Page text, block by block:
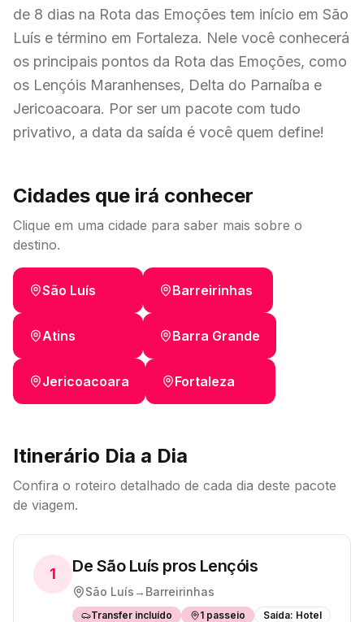
de 8 dias na Rota das Emoções tem início em São
Luís e término em Fortaleza. Nele você conhecerá
os principais pontos da Rota das Emoções, como
os Lençóis Maranhenses, Delta do Parnaíba e
Jericoacoara. Por ser um pacote com tudo
privativo, a data da saída é você quem define!
Cidades que irá conhecer
Clique em uma cidade para saber mais sobre o
destino.
São Luís Barreirinhas
Atins Barra Grande
Jericoacoara Fortaleza
Itinerário Dia a Dia
Confira o roteiro detalhado de cada dia deste pacote
de viagem.
1 De São Luís pros Lençóis
São Luís → Barreirinhas
Transfer incluído 1 passeio Saída: Hotel